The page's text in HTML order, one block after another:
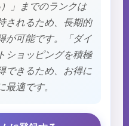
」までのランクは
されるため、長期的
が可能です。「ダイ
ショッピングを積極
できるため、お得に
最適です。